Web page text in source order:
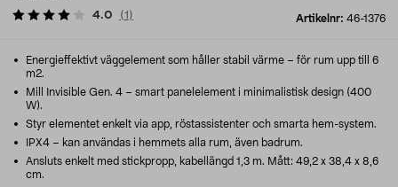
Artikelnr: 46-1376
4.0 (1 )
Energieffektivt väggelement som håller stabil värme – för rum upp till 6
m2.
Mill Invisible Gen. 4 – smart panelelement i minimalistisk design (400
W).
Styr elementet enkelt via app, röstassistenter och smarta hem-system.
IPX4 – kan användas i hemmets alla rum, även badrum.
Ansluts enkelt med stickpropp, kabellängd 1,3 m. Mått: 49,2 x 38,4 x 8,6
cm.